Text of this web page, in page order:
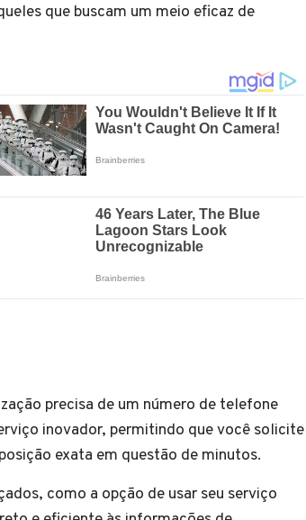
que buscam um meio eficaz de
precisa de um número de telefone
inovador, permitindo que você solicite
exata em questão de minutos.
como a opção de usar seu serviço